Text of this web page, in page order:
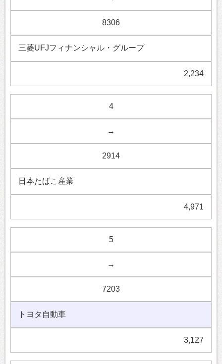
8306
三菱UFJフィナンシャル・グループ
2,234
4
→
2914
日本たばこ産業
4,971
5
→
7203
トヨタ自動車
3,127